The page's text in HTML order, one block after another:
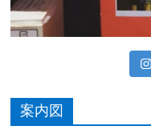
案内図